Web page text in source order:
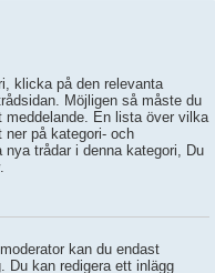
klicka på den relevanta
Möjligen så måste du
En lista över vilka
ner på kategori- och
trådar i denna kategori, Du
kan du endast
Du kan redigera ett inlägg